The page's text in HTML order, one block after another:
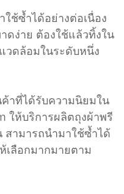
ช้ซ้ำได้อย่างต่อเนื่อง
ดง่าย ต้องใช้แล้วทิ้งใน
วดล้อมในระดับหนึ่ง
าที่ได้รับความนิยมใน
ให้บริการผลิตถุงผ้าพรี
ามารถนำมาใช้ซ้ำได้
เลือกมากมายตาม